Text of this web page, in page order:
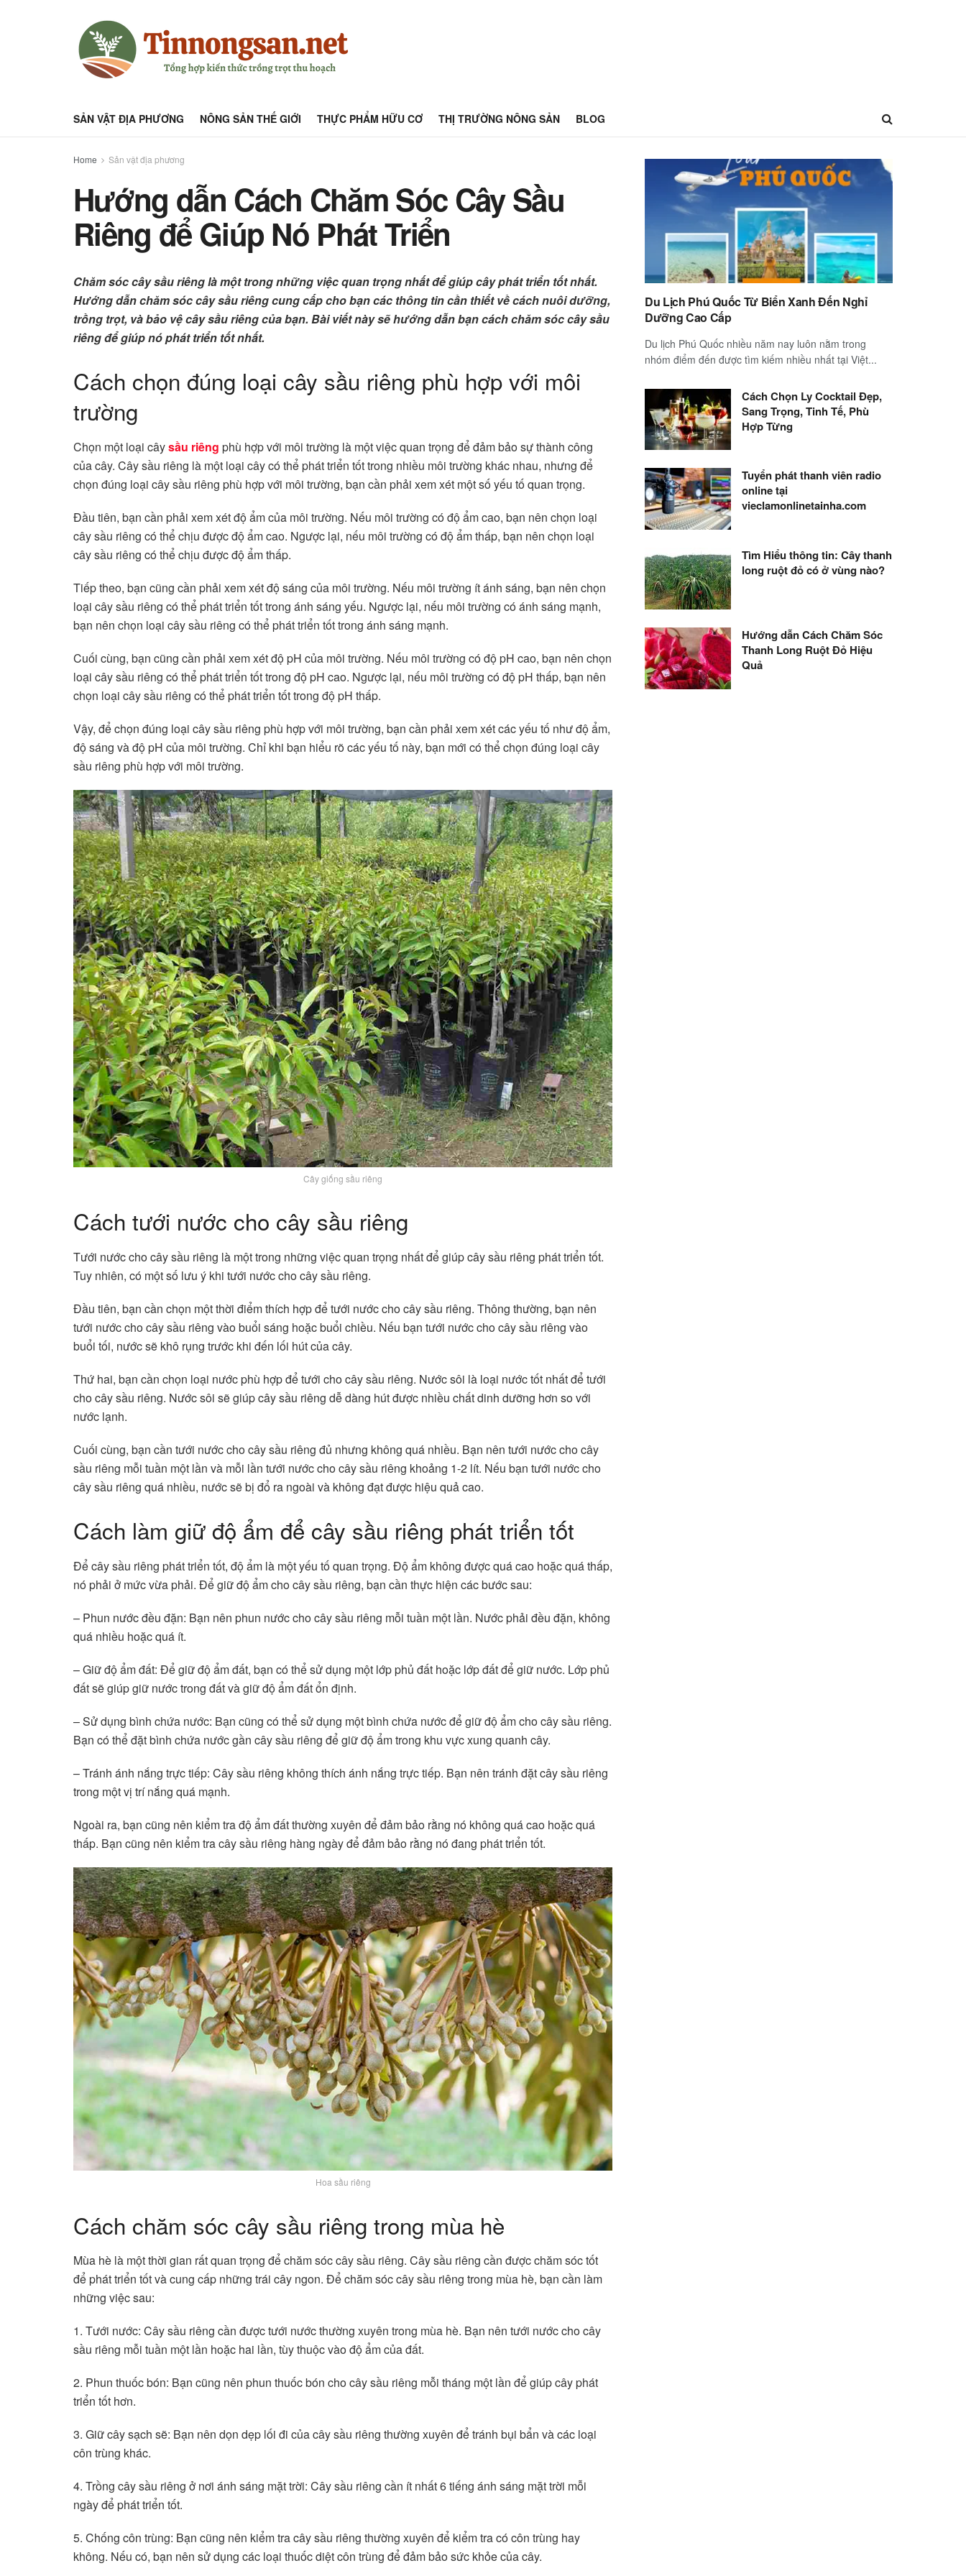
SẢN VẬT ĐỊA PHƯƠNG NÔNG SẢN THẾ GIỚI THỰC PHẨM HỮU CƠ THỊ TRƯỜNG NÔNG SẢN BLOG
Home Sản vật địa phương
Hướng dẫn Cách Chăm Sóc Cây Sầu
Riêng để Giúp Nó Phát Triển
Chăm sóc cây sầu riêng là một trong những việc quan trọng nhất để giúp cây phát triển tốt nhất.
Hướng dẫn chăm sóc cây sầu riêng cung cấp cho bạn các thông tin cần thiết về cách nuôi dưỡng,
trồng trọt, và bảo vệ cây sầu riêng của bạn. Bài viết này sẽ hướng dẫn bạn cách chăm sóc cây sầu
riêng để giúp nó phát triển tốt nhất.
Cách chọn đúng loại cây sầu riêng phù hợp với môi
trường
Chọn một loại câysầu riêng phù hợp với môi trường là một việc quan trọng để đảm bảo sự thành công
của cây. Cây sầu riêng là một loại cây có thể phát triển tốt trong nhiều môi trường khác nhau, nhưng để
chọn đúng loại cây sầu riêng phù hợp với môi trường, bạn cần phải xem xét một số yếu tố quan trọng.
Đầu tiên, bạn cần phải xem xét độ ẩm của môi trường. Nếu môi trường có độ ẩm cao, bạn nên chọn loại
cây sầu riêng có thể chịu được độ ẩm cao. Ngược lại, nếu môi trường có độ ẩm thấp, bạn nên chọn loại
cây sầu riêng có thể chịu được độ ẩm thấp.
Tiếp theo, bạn cũng cần phải xem xét độ sáng của môi trường. Nếu môi trường ít ánh sáng, bạn nên chọn
loại cây sầu riêng có thể phát triển tốt trong ánh sáng yếu. Ngược lại, nếu môi trường có ánh sáng mạnh,
bạn nên chọn loại cây sầu riêng có thể phát triển tốt trong ánh sáng mạnh.
Cuối cùng, bạn cũng cần phải xem xét độ pH của môi trường. Nếu môi trường có độ pH cao, bạn nên chọn
loại cây sầu riêng có thể phát triển tốt trong độ pH cao. Ngược lại, nếu môi trường có độ pH thấp, bạn nên
chọn loại cây sầu riêng có thể phát triển tốt trong độ pH thấp.
Vậy, để chọn đúng loại cây sầu riêng phù hợp với môi trường, bạn cần phải xem xét các yếu tố như độ ẩm,
độ sáng và độ pH của môi trường. Chỉ khi bạn hiểu rõ các yếu tố này, bạn mới có thể chọn đúng loại cây
sầu riêng phù hợp với môi trường.
Cây giống sầu riêng
Cách tưới nước cho cây sầu riêng
Tưới nước cho cây sầu riêng là một trong những việc quan trọng nhất để giúp cây sầu riêng phát triển tốt.
Tuy nhiên, có một số lưu ý khi tưới nước cho cây sầu riêng.
Đầu tiên, bạn cần chọn một thời điểm thích hợp để tưới nước cho cây sầu riêng. Thông thường, bạn nên
tưới nước cho cây sầu riêng vào buổi sáng hoặc buổi chiều. Nếu bạn tưới nước cho cây sầu riêng vào
buổi tối, nước sẽ khô rụng trước khi đến lối hút của cây.
Thứ hai, bạn cần chọn loại nước phù hợp để tưới cho cây sầu riêng. Nước sôi là loại nước tốt nhất để tưới
cho cây sầu riêng. Nước sôi sẽ giúp cây sầu riêng dễ dàng hút được nhiều chất dinh dưỡng hơn so với
nước lạnh.
Cuối cùng, bạn cần tưới nước cho cây sầu riêng đủ nhưng không quá nhiều. Bạn nên tưới nước cho cây
sầu riêng mỗi tuần một lần và mỗi lần tưới nước cho cây sầu riêng khoảng 1-2 lít. Nếu bạn tưới nước cho
cây sầu riêng quá nhiều, nước sẽ bị đổ ra ngoài và không đạt được hiệu quả cao.
Cách làm giữ độ ẩm để cây sầu riêng phát triển tốt
Để cây sầu riêng phát triển tốt, độ ẩm là một yếu tố quan trọng. Độ ẩm không được quá cao hoặc quá thấp,
nó phải ở mức vừa phải. Để giữ độ ẩm cho cây sầu riêng, bạn cần thực hiện các bước sau:
– Phun nước đều đặn: Bạn nên phun nước cho cây sầu riêng mỗi tuần một lần. Nước phải đều đặn, không
quá nhiều hoặc quá ít.
– Giữ độ ẩm đất: Để giữ độ ẩm đất, bạn có thể sử dụng một lớp phủ đất hoặc lớp đất để giữ nước. Lớp phủ
đất sẽ giúp giữ nước trong đất và giữ độ ẩm đất ổn định.
– Sử dụng bình chứa nước: Bạn cũng có thể sử dụng một bình chứa nước để giữ độ ẩm cho cây sầu riêng.
Bạn có thể đặt bình chứa nước gần cây sầu riêng để giữ độ ẩm trong khu vực xung quanh cây.
– Tránh ánh nắng trực tiếp: Cây sầu riêng không thích ánh nắng trực tiếp. Bạn nên tránh đặt cây sầu riêng
trong một vị trí nắng quá mạnh.
Ngoài ra, bạn cũng nên kiểm tra độ ẩm đất thường xuyên để đảm bảo rằng nó không quá cao hoặc quá
thấp. Bạn cũng nên kiểm tra cây sầu riêng hàng ngày để đảm bảo rằng nó đang phát triển tốt.
Hoa sầu riêng
Cách chăm sóc cây sầu riêng trong mùa hè
Mùa hè là một thời gian rất quan trọng để chăm sóc cây sầu riêng. Cây sầu riêng cần được chăm sóc tốt
để phát triển tốt và cung cấp những trái cây ngon. Để chăm sóc cây sầu riêng trong mùa hè, bạn cần làm
những việc sau:
1. Tưới nước: Cây sầu riêng cần được tưới nước thường xuyên trong mùa hè. Bạn nên tưới nước cho cây
sầu riêng mỗi tuần một lần hoặc hai lần, tùy thuộc vào độ ẩm của đất.
2. Phun thuốc bón: Bạn cũng nên phun thuốc bón cho cây sầu riêng mỗi tháng một lần để giúp cây phát
triển tốt hơn.
3. Giữ cây sạch sẽ: Bạn nên dọn dẹp lối đi của cây sầu riêng thường xuyên để tránh bụi bẩn và các loại
côn trùng khác.
4. Trồng cây sầu riêng ở nơi ánh sáng mặt trời: Cây sầu riêng cần ít nhất 6 tiếng ánh sáng mặt trời mỗi
ngày để phát triển tốt.
5. Chống côn trùng: Bạn cũng nên kiểm tra cây sầu riêng thường xuyên để kiểm tra có côn trùng hay
không. Nếu có, bạn nên sử dụng các loại thuốc diệt côn trùng để đảm bảo sức khỏe của cây.
Du Lịch Phú Quốc Từ Biển Xanh Đến Nghỉ
Dưỡng Cao Cấp
Du lịch Phú Quốc nhiều năm nay luôn nằm trong
nhóm điểm đến được tìm kiếm nhiều nhất tại Việt...
Cách Chọn Ly Cocktail Đẹp,
Sang Trọng, Tinh Tế, Phù
Hợp Từng
Tuyển phát thanh viên radio
online tại
vieclamonlinetainha.com
Tìm Hiểu thông tin: Cây thanh
long ruột đỏ có ở vùng nào?
Hướng dẫn Cách Chăm Sóc
Thanh Long Ruột Đỏ Hiệu
Quả